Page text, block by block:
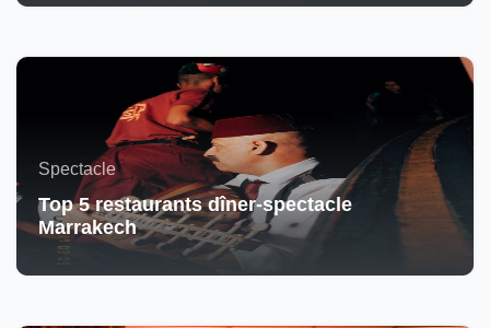
Spectacle
Top 5 restaurants dîner-spectacle
Marrakech